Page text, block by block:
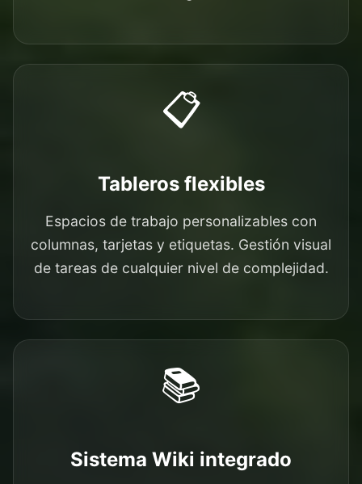
📋
Tableros flexibles
Espacios de trabajo personalizables con
columnas, tarjetas y etiquetas. Gestión visual
de tareas de cualquier nivel de complejidad.
📚
Sistema Wiki integrado